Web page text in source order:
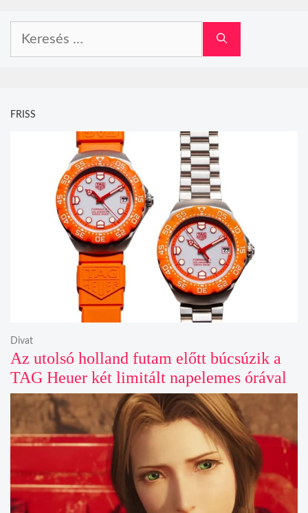
FRISS
Az utolsó holland futam előtt búcsúzik a
TAG Heuer két limitált napelemes órával
Divat